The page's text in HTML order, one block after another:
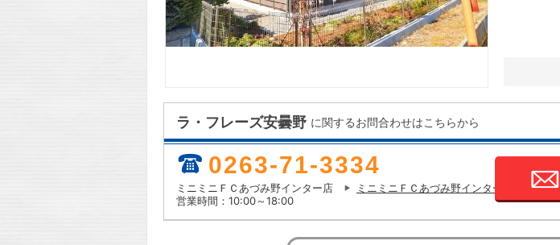
ラ・フレーズ安曇野 に関するお問合わせはこちらから
0263-71-3334
ミニミニＦＣあづみ野インター店
ミニミニＦＣあづみ野インター店の店舗情報
営業時間：10:00～18:00